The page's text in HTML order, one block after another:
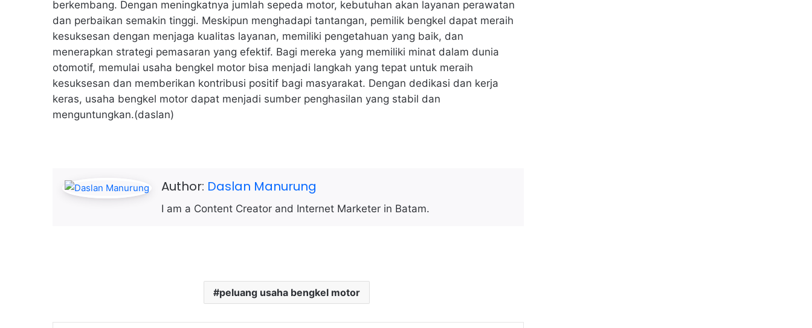
berkembang. Dengan meningkatnya jumlah sepeda motor, kebutuhan akan layanan perawatan
dan perbaikan semakin tinggi. Meskipun menghadapi tantangan, pemilik bengkel dapat meraih
kesuksesan dengan menjaga kualitas layanan, memiliki pengetahuan yang baik, dan
menerapkan strategi pemasaran yang efektif. Bagi mereka yang memiliki minat dalam dunia
otomotif, memulai usaha bengkel motor bisa menjadi langkah yang tepat untuk meraih
kesuksesan dan memberikan kontribusi positif bagi masyarakat. Dengan dedikasi dan kerja
keras, usaha bengkel motor dapat menjadi sumber penghasilan yang stabil dan
menguntungkan.(daslan)
Author: Daslan Manurung
I am a Content Creator and Internet Marketer in Batam.
peluang usaha bengkel motor